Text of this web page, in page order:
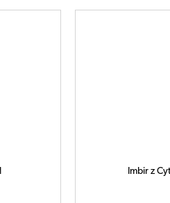
Imbir z